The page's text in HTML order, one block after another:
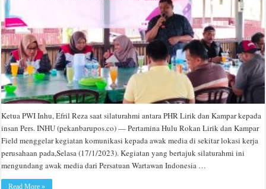
Ketua PWI Inhu, Efril Reza saat silaturahmi antara PHR Lirik dan Kampar kepada
insan Pers. INHU (pekanbarupos.co) — Pertamina Hulu Rokan Lirik dan Kampar
Field menggelar kegiatan komunikasi kepada awak media di sekitar lokasi kerja
perusahaan pada,Selasa (17/1/2023). Kegiatan yang bertajuk silaturahmi ini
mengundang awak media dari Persatuan Wartawan Indonesia …
Read More »